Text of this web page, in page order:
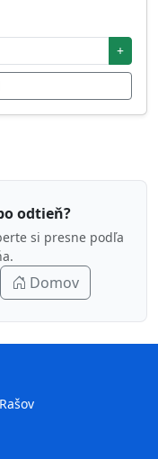
+
odtieň?
si presne podľa
Domov